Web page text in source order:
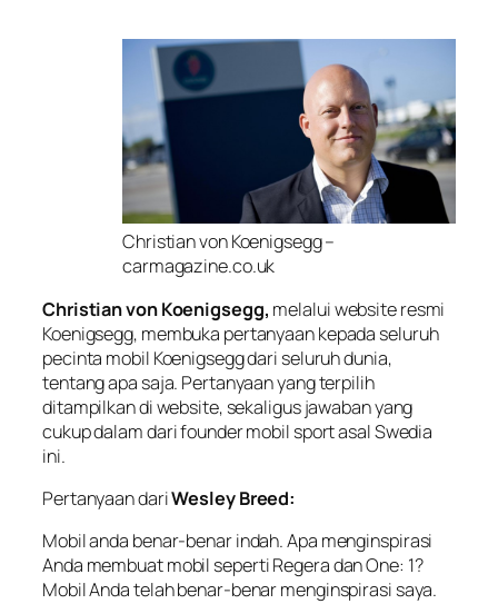
Christian von Koenigsegg –
carmagazine.co.uk
Christian von Koenigsegg, melalui website resmi
Koenigsegg, membuka pertanyaan kepada seluruh
pecinta mobil Koenigsegg dari seluruh dunia,
tentang apa saja. Pertanyaan yang terpilih
ditampilkan di website, sekaligus jawaban yang
cukup dalam dari founder mobil sport asal Swedia
ini.
Pertanyaan dariWesley Breed:
Mobilanda benar-benarindah. Apa menginspirasi
Anda membuatmobil sepertiRegeradan One: 1?
MobilAndatelahbenar-benarmenginspirasi saya.